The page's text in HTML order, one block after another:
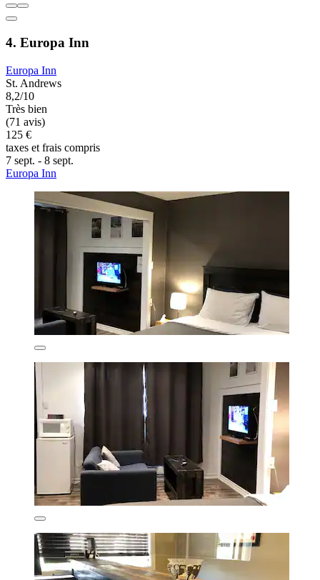
4. Europa Inn
Europa Inn
St. Andrews
8,2/10
Très bien
(71 avis)
125 €
taxes et frais compris
7 sept. - 8 sept.
Europa Inn